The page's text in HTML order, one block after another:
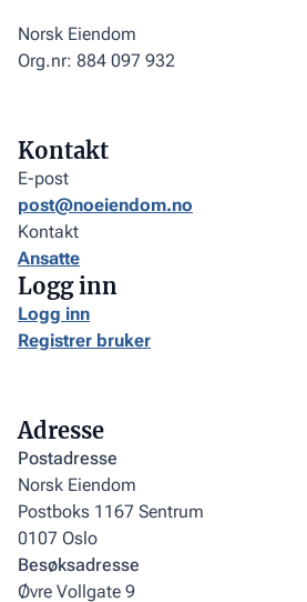
Norsk Eiendom
Org.nr: 884 097 932
Kontakt
E-post
post@noeiendom.no
Kontakt
Ansatte
Logg inn
Logg inn
Registrer bruker
Adresse
Postadresse
Norsk Eiendom
Postboks 1167 Sentrum
0107 Oslo
Besøksadresse
Øvre Vollgate 9